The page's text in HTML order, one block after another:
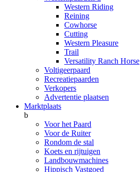
Western Riding
Reining
Cowhorse
Cutting
Western Pleasure
Trail
Versatility Ranch Horse
Voltigeerpaard
Recreatiepaarden
Verkopers
Advertentie plaatsen
Marktplaats
b
Voor het Paard
Voor de Ruiter
Rondom de stal
Koets en rijtuigen
Landbouwmachines
Hippisch Vastgoed